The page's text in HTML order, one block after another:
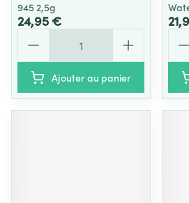
945 2,5g
24,95 €
Ajouter au panier